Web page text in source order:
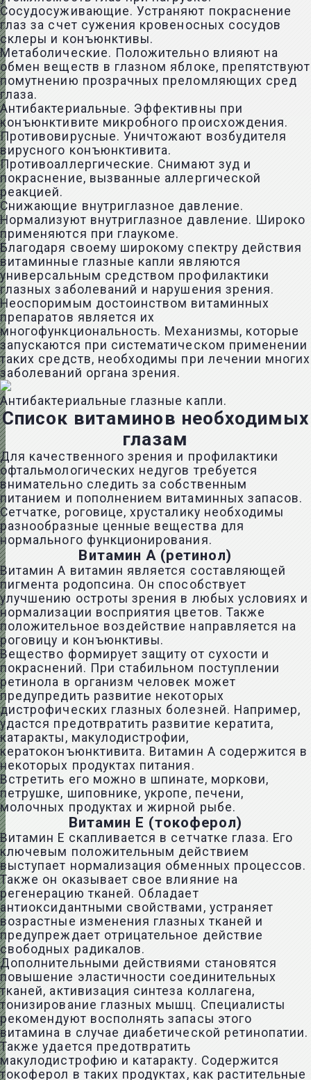
Сосудосуживающие. Устраняют покраснение
глаз за счет сужения кровеносных сосудов
склеры и конъюнктивы.
Метаболические. Положительно влияют на
обмен веществ в глазном яблоке, препятствуют
помутнению прозрачных преломляющих сред
глаза.
Антибактериальные. Эффективны при
конъюнктивите микробного происхождения.
Противовирусные. Уничтожают возбудителя
вирусного конъюнктивита.
Противоаллергические. Снимают зуд и
покраснение, вызванные аллергической
реакцией.
Снижающие внутриглазное давление.
Нормализуют внутриглазное давление. Широко
применяются при глаукоме.
Благодаря своему широкому спектру действия
витаминные глазные капли являются
универсальным средством профилактики
глазных заболеваний и нарушения зрения.
Неоспоримым достоинством витаминных
препаратов является их
многофункциональность. Механизмы, которые
запускаются при систематическом применении
таких средств, необходимы при лечении многих
заболеваний органа зрения.
Антибактериальные глазные капли.
Список витаминов необходимых
глазам
Для качественного зрения и профилактики
офтальмологических недугов требуется
внимательно следить за собственным
питанием и пополнением витаминных запасов.
Сетчатке, роговице,хрусталику необходимы
разнообразные ценные вещества для
нормального функционирования.
Витамин А (ретинол)
Витамин А витамин является составляющей
пигмента родопсина. Он способствует
улучшению остроты зрения в любых условиях и
нормализации восприятия цветов. Также
положительное воздействие направляется на
роговицу и конъюнктивы.
Вещество формирует защиту от сухости и
покраснений. При стабильном поступлении
ретинола в организм человек может
предупредить развитие некоторых
дистрофических глазных болезней. Например,
удастся предотвратить развитие кератита,
катаракты , макулодистрофии,
кератоконъюнктивита. Витамин А содержится в
некоторых продуктах питания.
Встретить его можно в шпинате, моркови,
петрушке, шиповнике, укропе, печени,
молочных продуктах и жирной рыбе.
Витамин Е (токоферол)
Витамин Е скапливается в сетчатке глаза. Его
ключевым положительным действием
выступает нормализация обменных процессов.
Также он оказывает свое влияние на
регенерацию тканей. Обладает
антиоксидантными свойствами, устраняет
возрастные изменения глазных тканей и
предупреждает отрицательное действие
свободных радикалов.
Дополнительными действиями становятся
повышение эластичности соединительных
тканей, активизация синтеза коллагена,
тонизирование глазных мышц. Специалисты
рекомендуют восполнять запасы этого
витамина в случае диабетической ретинопатии.
Также удается предотвратить
макулодистрофию и катаракту. Содержится
токоферол в таких продуктах, как растительные